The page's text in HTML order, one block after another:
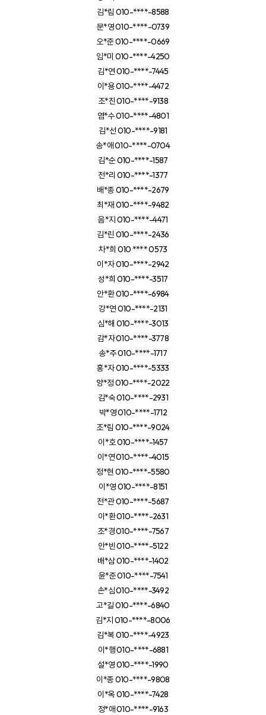
김*림 010-****-8588
문*영 010-****-0739
오*준 010-****-0669
임*미 010-****-4250
김*연 010-****-7445
이*용 010-****-4472
조*진 010-****-9138
염*수 010-****-4801
김*선 010-****-9181
송*애 010-****-0704
김*순 010-****-1587
전*리 010-****-1377
배*종 010-****-2679
최*재 010-****-9482
음*지 010-****-4471
김*린 010-****-2436
차*희 010 **** 0573
이*자 010-****-2942
성*희 010-****-3517
안*환 010-****-6984
강*연 010-****-2131
심*해 010-****-3013
감*자 010-****-3778
송*주 010-****-1717
홍*자 010-****-5333
양*정 010-****-2022
김*숙 010-****-2931
박*영 010-****-1712
조*림 010-****-9024
이*호 010-****-1457
이*연 010-****-4015
정*현 010-****-5580
이*영 010-****-8151
전*관 010-****-5687
이*환 010-****-2631
조*경 010-****-7567
안*빈 010-****-5122
배*삼 010-****-1402
윤*준 010-****-7541
손*심 010-****-3492
고*길 010-****-6840
김*지 010-****-8006
김*복 010-****-4923
이*행 010-****-6881
설*영 010-****-1990
이*종 010-****-9808
이*옥 010-****-7428
정*애 010-****-9163